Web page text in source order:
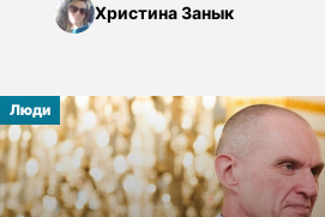
Христина Занык
Люди